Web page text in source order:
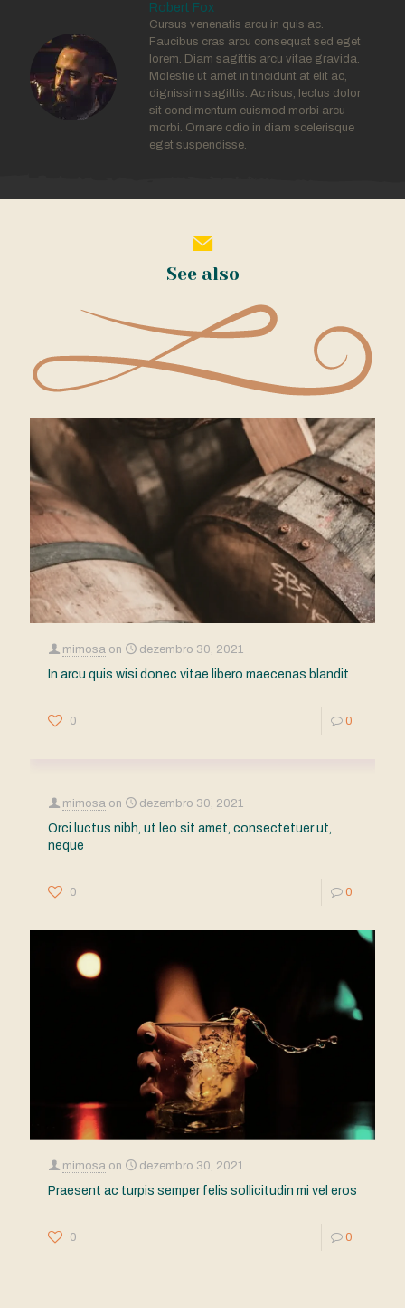
Robert Fox
Cursus venenatis arcu in quis ac.
Faucibus cras arcu consequat sed eget
lorem. Diam sagittis arcu vitae gravida.
Molestie ut amet in tincidunt at elit ac,
dignissim sagittis. Ac risus, lectus dolor
sit condimentum euismod morbi arcu
morbi. Ornare odio in diam scelerisque
eget suspendisse.
See also
mimosa on dezembro 30, 2021
In arcu quis wisi donec vitae libero maecenas blandit
0 0
mimosa on dezembro 30, 2021
Orci luctus nibh, ut leo sit amet, consectetuer ut,
neque
0 0
mimosa on dezembro 30, 2021
Praesent ac turpis semper felis sollicitudin mi vel eros
0 0